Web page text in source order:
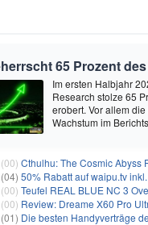
65 Prozent
Im ersten Halbjahr
Research stolze 65
erobert. Vor allem
Wachstum im
(00) Cthulhu: The Cosmic Abyss
(04) 50% Rabatt auf waipu.tv
(00) Teufel REAL BLUE NC 3
(00) Review: Dreame X60 Pro Ultra
(01) Die besten Handyverträge